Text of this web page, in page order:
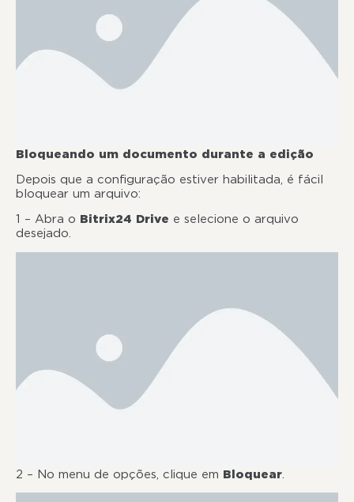
Bloqueando um documento durante a edição
Depois que a configuração estiver habilitada, é fácil
bloquear um arquivo:
1 – Abra o Bitrix24 Drive e selecione o arquivo
desejado.
2 – No menu de opções, clique em Bloquear.